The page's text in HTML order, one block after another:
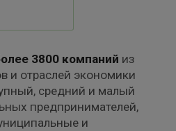
3800 компаний из
и отраслей экономики
средний и малый
предпринимателей,
и